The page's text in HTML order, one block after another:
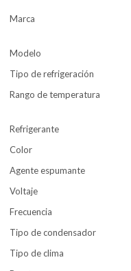
Marca
Modelo
Tipo de refrigeración
Rango de temperatura
Refrigerante
Color
Agente espumante
Voltaje
Frecuencia
Tipo de condensador
Tipo de clima